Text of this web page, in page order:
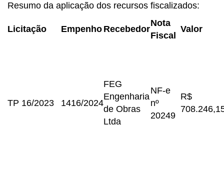
Resumo da aplicação dos recursos fiscalizados:
Licitação Empenho Recebedor
Nota
Fiscal
Valor
TP 16/2023 1416/2024
FEG
Engenharia
de Obras
Ltda
NF-e
nº
20249
R$